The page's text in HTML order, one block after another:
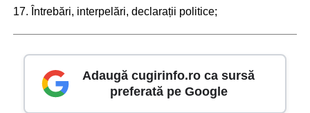
17. Întrebări, interpelări, declarații politice;
Adaugă cugirinfo.ro ca sursă
preferată pe Google